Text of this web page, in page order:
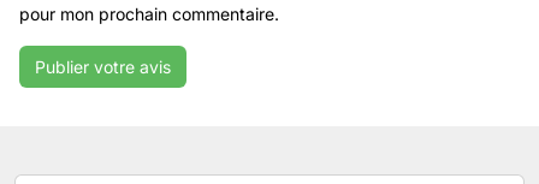
pour mon prochain commentaire.